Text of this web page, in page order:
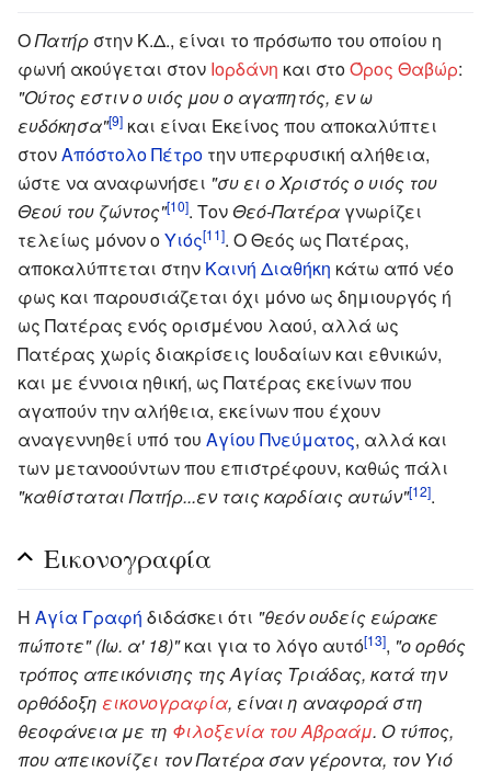
ΟΠατήρ στην Κ.Δ., είναι το πρόσωπο του οποίου η
φωνή ακούγεται στον Ιορδάνη και στοΌρος Θαβώρ:
"Ούτος εστιν ο υιός μου ο αγαπητός, εν ω
ευδόκησα"[9] και είναι Εκείνος που αποκαλύπτει
στονΑπόστολο Πέτρο την υπερφυσική αλήθεια,
ώστε να αναφωνήσει "συ ει ο Χριστός ο υιός του
Θεού του ζώντος"[10]. Τον Θεό-Πατέρα γνωρίζει
τελείως μόνον οΥιός[11]. Ο Θεός ως Πατέρας,
αποκαλύπτεται στην Καινή Διαθήκη κάτω από νέο
φως και παρουσιάζεται όχι μόνο ως δημιουργός ή
ως Πατέρας ενός ορισμένου λαού, αλλά ως
Πατέρας χωρίς διακρίσεις Ιουδαίων και εθνικών,
και με έννοια ηθική, ως Πατέρας εκείνων που
αγαπούν την αλήθεια, εκείνων που έχουν
αναγεννηθεί υπό του Αγίου Πνεύματος, αλλά και
των μετανοούντων που επιστρέφουν, καθώς πάλι
"καθίσταται Πατήρ...εν ταις καρδίαις αυτών"[12].
Εικονογραφία
Η Αγία Γραφή διδάσκει ότι "θεόν ουδείς εώρακε
πώποτε" (Ιω. α' 18)"και για το λόγο αυτό[13], "ο ορθός
τρόπος απεικόνισης της Αγίας Τριάδας, κατά την
ορθόδοξη εικονογραφία, είναι η αναφορά στη
θεοφάνεια με τη Φιλοξενία του Αβραάμ. Ο τύπος,
που απεικονίζει τον Πατέρα σαν γέροντα, τον Υιό